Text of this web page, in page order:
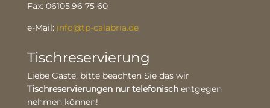
Fax: 06105.96 75 60
e-Mail: info@tp-calabria.de
Tischreservierung
Liebe Gäste, bitte beachten Sie das wir
Tischreservierungen nur telefonischentgegen
nehmen können!